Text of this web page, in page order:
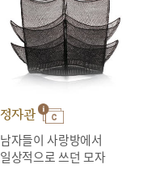
정자관
남자들이 사랑방에서
일상적으로 쓰던 모자